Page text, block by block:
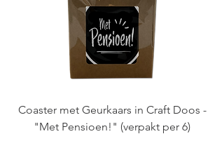
Coaster met Geurkaars in Craft Doos -
"Met Pensioen!" (verpakt per 6)